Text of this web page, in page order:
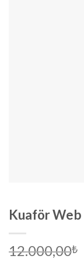
Kuaför
12.000,00₺